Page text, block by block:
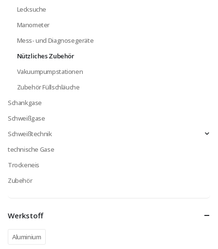
Lecksuche
Manometer
Mess- und Diagnosegeräte
Nützliches Zubehör
Vakuumpumpstationen
Zubehör Füllschläuche
Schankgase
Schweißgase
Schweißtechnik
technische Gase
Trockeneis
Zubehör
Werkstoff
Aluminium